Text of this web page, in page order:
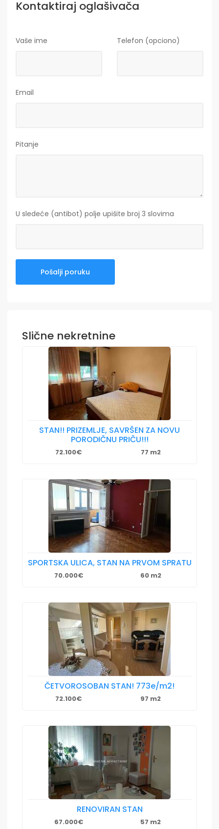
Kontaktiraj oglašivača
Vaše ime Telefon (opciono)
Email
Pitanje
U sledeće (antibot) polje upišite broj 3 slovima
Slične nekretnine
STAN!! PRIZEMLJE, SAVRŠEN ZA NOVU
PORODIČNU PRIČU!!!
72.100€ 77 m2
SPORTSKA ULICA, STAN NA PRVOM SPRATU
70.000€ 60 m2
ČETVOROSOBAN STAN! 773e/m2!
72.100€ 97 m2
RENOVIRAN STAN
67.000€ 57 m2